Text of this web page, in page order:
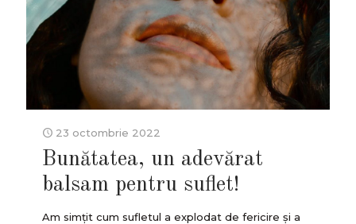
23 octombrie 2022
Bunătatea, un adevărat
balsam pentru suflet!
Am simțit cum sufletul a explodat de fericire și a